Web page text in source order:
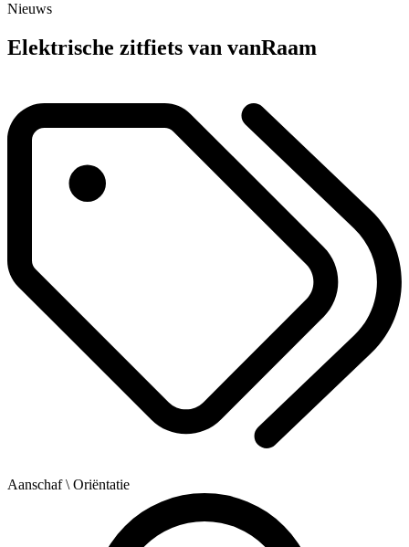
Nieuws
Elektrische zitfiets van vanRaam
Aanschaf\ Oriëntatie